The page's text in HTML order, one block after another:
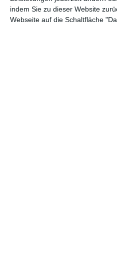
indem Sie zu dieser Website
Webseite auf die Schaltfläche
Tom Basden:Für uns war es
Erfahrung, den Film mit